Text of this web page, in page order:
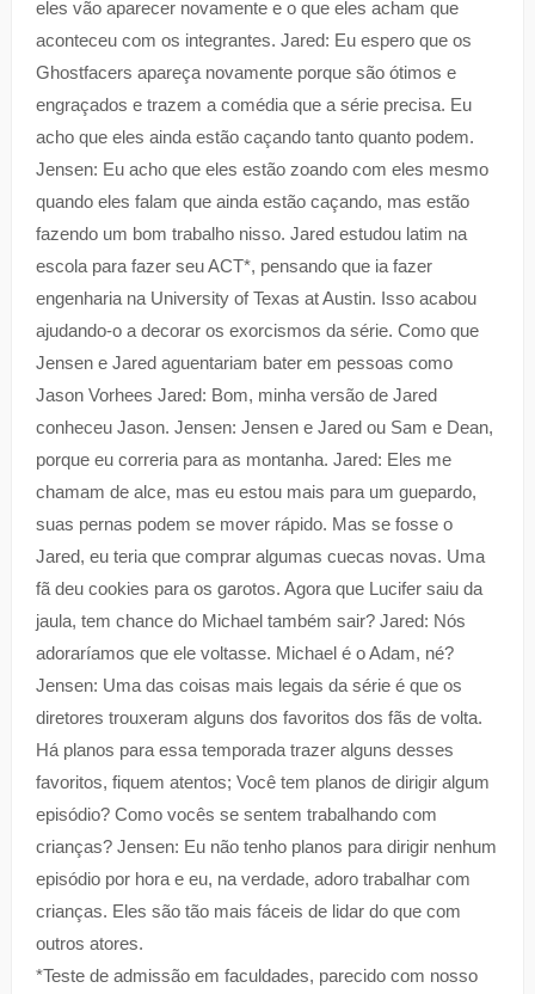
eles vão aparecer novamente e o que eles acham que
aconteceu com os integrantes. Jared: Eu espero que os
Ghostfacers apareça novamente porque são ótimos e
engraçados e trazem a comédia que a série precisa. Eu
acho que eles ainda estão caçando tanto quanto podem.
Jensen: Eu acho que eles estão zoando com eles mesmo
quando eles falam que ainda estão caçando, mas estão
fazendo um bom trabalho nisso. Jared estudou latim na
escola para fazer seu ACT*, pensando que ia fazer
engenharia na University of Texas at Austin. Isso acabou
ajudando-o a decorar os exorcismos da série. Como que
Jensen e Jared aguentariam bater em pessoas como
Jason Vorhees Jared: Bom, minha versão de Jared
conheceu Jason. Jensen: Jensen e Jared ou Sam e Dean,
porque eu correria para as montanha. Jared: Eles me
chamam de alce, mas eu estou mais para um guepardo,
suas pernas podem se mover rápido. Mas se fosse o
Jared, eu teria que comprar algumas cuecas novas. Uma
fã deu cookies para os garotos. Agora que Lucifer saiu da
jaula, tem chance do Michael também sair? Jared: Nós
adoraríamos que ele voltasse. Michael é o Adam, né?
Jensen: Uma das coisas mais legais da série é que os
diretores trouxeram alguns dos favoritos dos fãs de volta.
Há planos para essa temporada trazer alguns desses
favoritos, fiquem atentos; Você tem planos de dirigir algum
episódio? Como vocês se sentem trabalhando com
crianças? Jensen: Eu não tenho planos para dirigir nenhum
episódio por hora e eu, na verdade, adoro trabalhar com
crianças. Eles são tão mais fáceis de lidar do que com
outros atores.
*Teste de admissão em faculdades, parecido com nosso